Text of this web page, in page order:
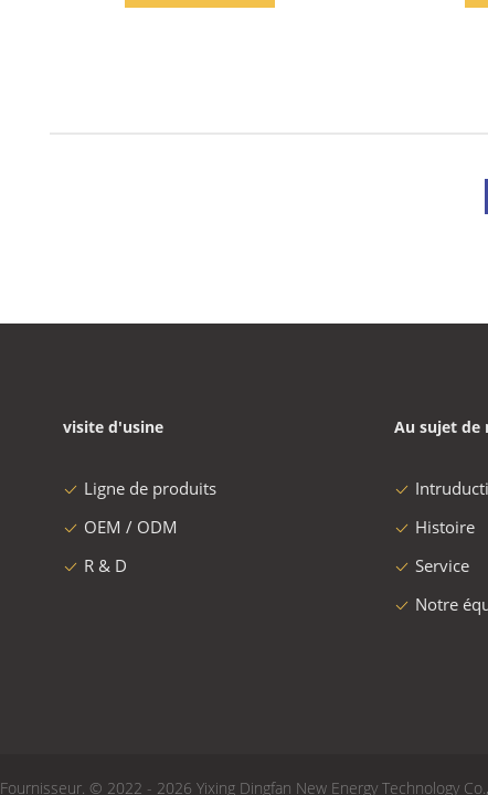
visite d'usine
Ligne de produits
OEM / ODM
R & D
Au sujet de
Histoire
Service
Notre
© 2022 - 2026 Yixing Dingfan New Energy Technology